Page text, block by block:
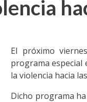
El próximo
programa especial
la violencia hacia
Dicho programa